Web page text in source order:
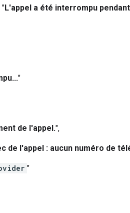
"L'appel a été interrompu
"
de l'appel.",
de l'appel : aucun numéro de
"